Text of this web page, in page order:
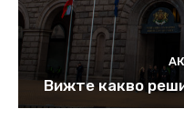
Вижте какво